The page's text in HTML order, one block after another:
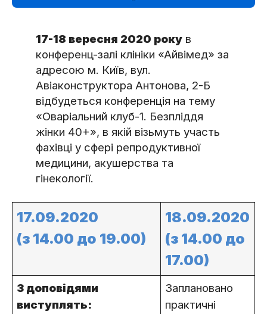
17-18 вересня 2020 року в
конференц-залі клініки «Айвімед» за
адресою м. Київ, вул.
Авіаконструктора Антонова, 2-Б
відбудеться конференція на тему
«Оваріальний клуб-1. Безпліддя
жінки 40+», в якій візьмуть участь
фахівці у сфері репродуктивної
медицини, акушерства та
гінекології.
17.09.2020
(з 14.00 до 19.00)
18.09.2020
(з 14.00 до
17.00)
З доповідями
виступлять:
Заплановано
практичні